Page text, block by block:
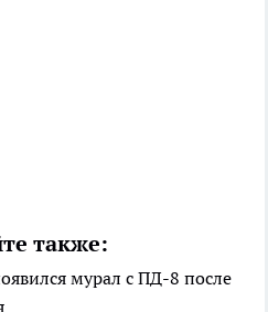
также:
мурал с ПД-8 после